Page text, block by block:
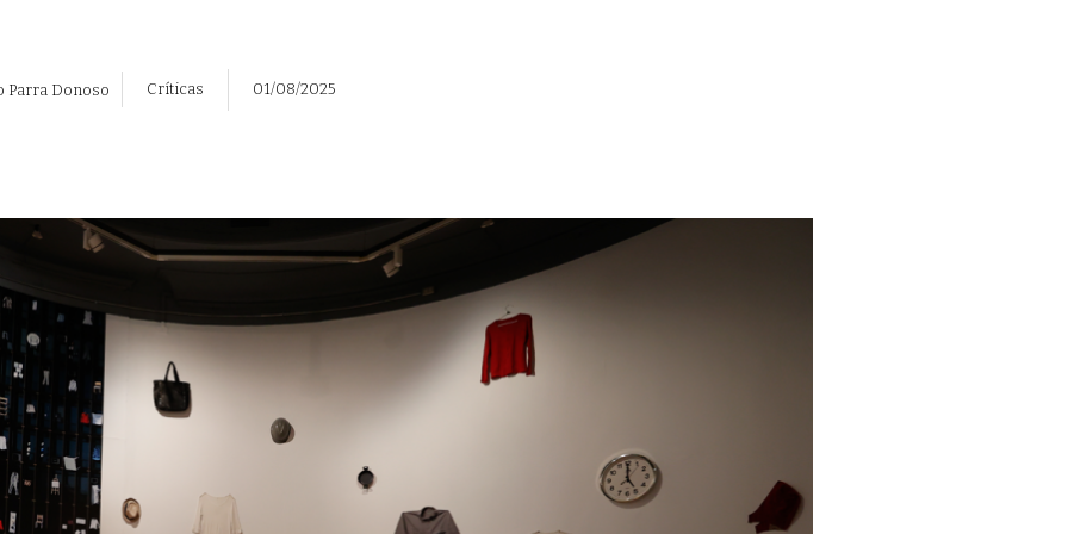
Parra Donoso Críticas 01/08/2025